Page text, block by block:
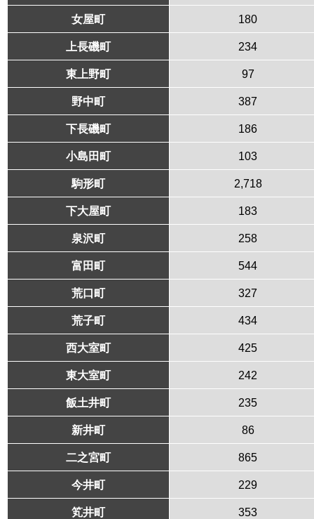
女屋町 180
上長磯町 234
東上野町 97
野中町 387
下長磯町 186
小島田町 103
駒形町 2,718
下大屋町 183
泉沢町 258
富田町 544
荒口町 327
荒子町 434
西大室町 425
東大室町 242
飯土井町 235
新井町 86
二之宮町 865
今井町 229
笂井町 353